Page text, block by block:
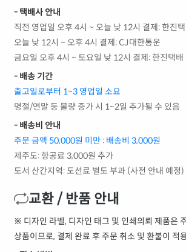
- 택배사 안내
직전 영업일 오후 4시 ~ 오늘 낮 12시 결제: 한진
오늘 낮 12시 ~ 오후 4시 결제: CJ대한통운
금요일 오후 4시 ~ 토요일 낮 12시 결제: 한진택배
- 배송 기간
출고일로부터 1~3 영업일 소요
명절/연말 등 물량 증가 시 1~2일 추가될 수 있음
- 배송비 안내
주문 금액 50,000원 미만 : 배송비 3,000원
제주도: 항공료 3,000원 추가
도서 산간지역: 도선료 별도 부과 (사전 안내 예정)
교환 / 반품 안내
※ 디자인 라벨, 디자인 태그 및 인쇄의뢰 제품은
상품이므로, 결제 완료 후 주문 취소 및 환불이 적